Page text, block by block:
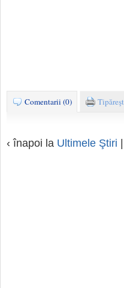
Comentarii (0)
‹ înapoi la Ultimele Ştiri |